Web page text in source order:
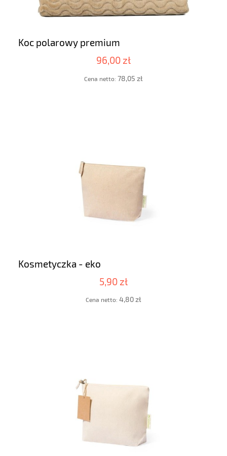
Koc polarowy premium
96,00 zł
Cena netto: 78,05 zł
Kosmetyczka - eko
5,90 zł
Cena netto: 4,80 zł